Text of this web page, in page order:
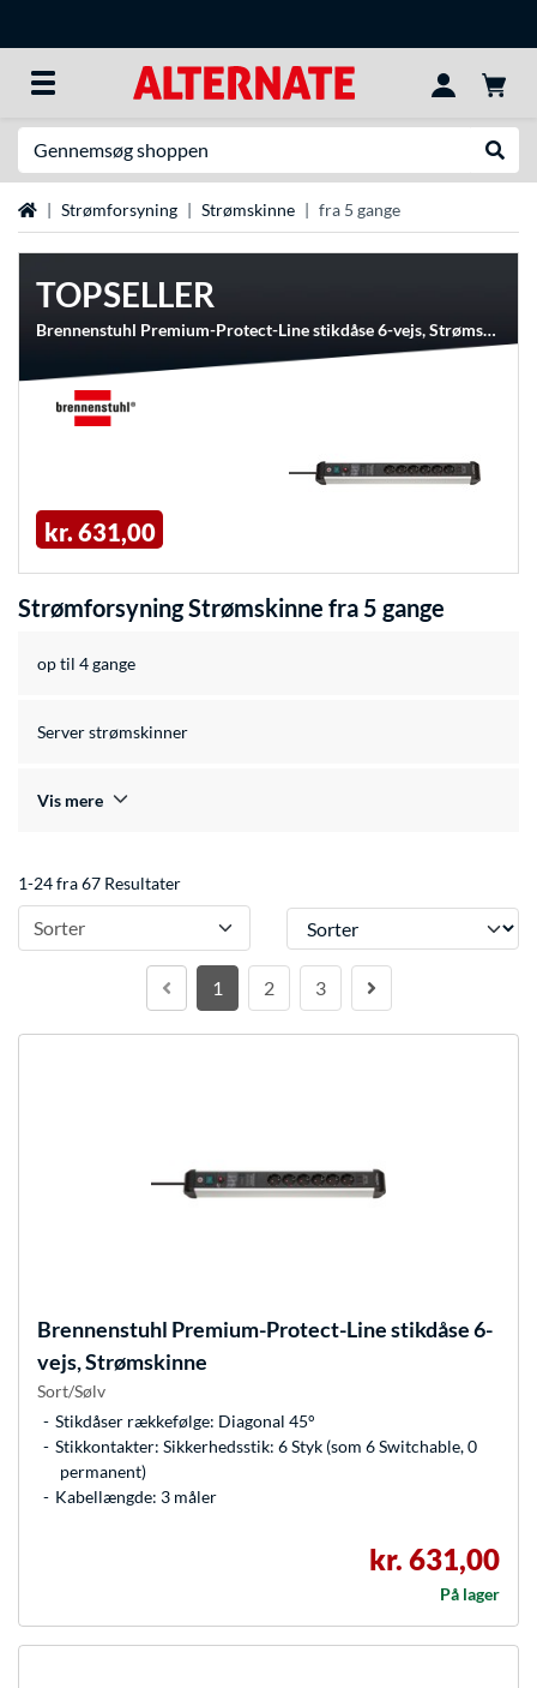
StartsideStrømforsyning Strømskinne fra 5 gange
TOPSELLER
Brennenstuhl Premium-Protect-Line stikdåse 6-vejs, Strømskinne
kr. 631,00
Strømforsyning Strømskinne fra 5 gange
op til 4 gange
Server strømskinner
Vis mere
1-24 fra 67 Resultater
Sorter Sorter
1 2 3
Brennenstuhl Premium-Protect-Line stikdåse 6-
vejs, Strømskinne
Sort/Sølv
Stikdåser rækkefølge: Diagonal 45°
Stikkontakter: Sikkerhedsstik: 6 Styk (som 6 Switchable, 0
permanent)
Kabellængde: 3 måler
kr. 631,00
På lager